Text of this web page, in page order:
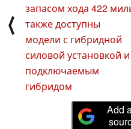
⟨
запасом хода 422
также доступны
модели с гибридной
силовой установкой и
подключаемым
гибридом
Add